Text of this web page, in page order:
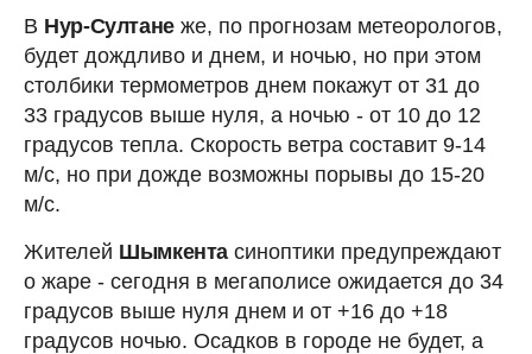
В Нур-Султане же, по прогнозам метеорологов,
будет дождливо и днем, и ночью, но при этом
столбики термометров днем покажут от 31 до
33 градусов выше нуля, а ночью - от 10 до 12
градусов тепла. Скорость ветра составит 9-14
м/с, но при дожде возможны порывы до 15-20
м/с.
Жителей Шымкента синоптики предупреждают
о жаре - сегодня в мегаполисе ожидается до 34
градусов выше нуля днем и от +16 до +18
градусов ночью. Осадков в городе не будет, а